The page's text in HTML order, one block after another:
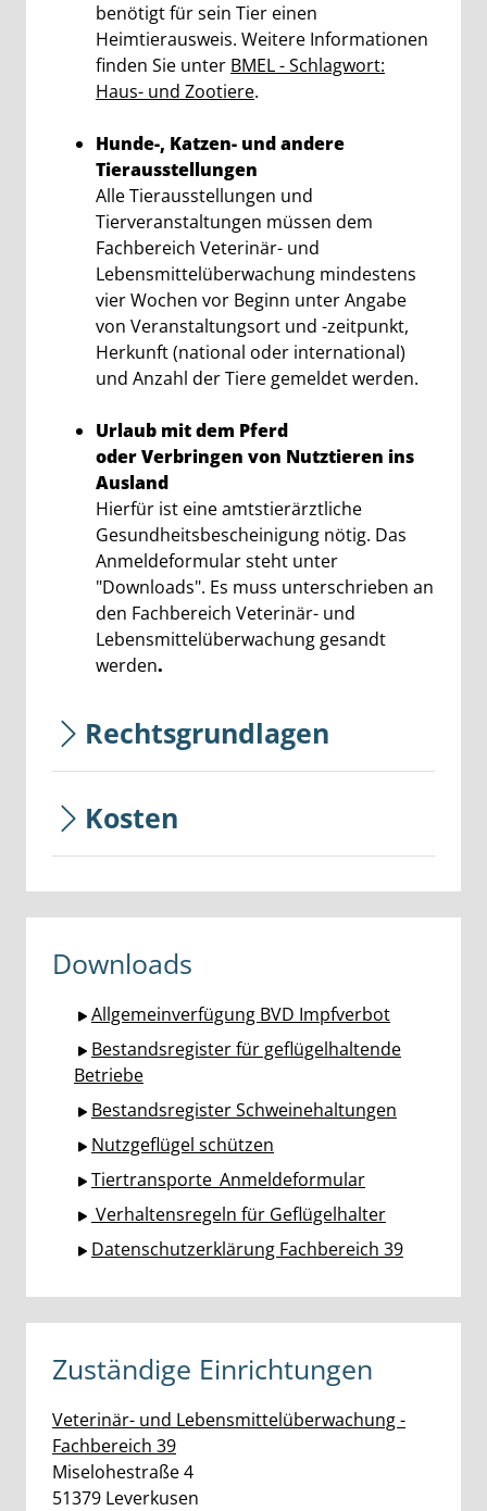
benötigt für sein Tier einen
Heimtierausweis. Weitere Informationen
finden Sie unter BMEL - Schlagwort:
Haus- und Zootiere.
Hunde-, Katzen- und andere
Tierausstellungen
Alle Tierausstellungen und
Tierveranstaltungen müssen dem
Fachbereich Veterinär- und
Lebensmittelüberwachung mindestens
vier Wochen vor Beginn unter Angabe
von Veranstaltungsort und -zeitpunkt,
Herkunft (national oder international)
und Anzahl der Tiere gemeldet werden.
Urlaub mit dem Pferd
oderVerbringen von Nutztieren ins
Ausland
Hierfür ist eine amtstierärztliche
Gesundheitsbescheinigung nötig. Das
Anmeldeformular steht unter
"Downloads". Es muss unterschrieben an
den Fachbereich Veterinär- und
Lebensmittelüberwachung gesandt
werden.
Rechtsgrundlagen
Kosten
Downloads
Allgemeinverfügung BVD Impfverbot
Bestandsregister für geflügelhaltende
Betriebe
Bestandsregister Schweinehaltungen
Nutzgeflügel schützen
Tiertransporte_Anmeldeformular
Verhaltensregeln für Geflügelhalter
Datenschutzerklärung Fachbereich 39
Zuständige Einrichtungen
Veterinär- und Lebensmittelüberwachung -
Fachbereich 39
Straße:
MiselohestraßeHausnummer:
4
PLZ:
51379 Ort:
Leverkusen